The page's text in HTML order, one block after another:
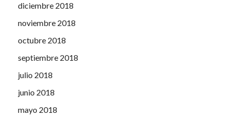
diciembre 2018
noviembre 2018
octubre 2018
septiembre 2018
julio 2018
junio 2018
mayo 2018